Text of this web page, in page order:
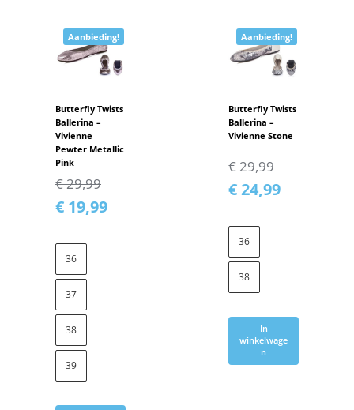
Aanbieding!
Butterfly Twists
Ballerina –
Vivienne
Pewter Metallic
Pink
€29,99
€ 19,99
36
37
38
39
Aanbieding!
Butterfly Twists
Ballerina –
Vivienne Stone
€29,99
€24,99
36
38
In
winkelwage
n